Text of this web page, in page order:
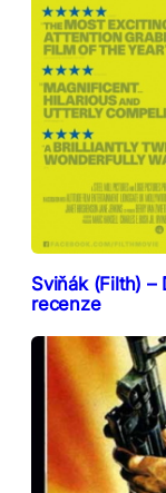
Sviňák (Filth) –
recenze